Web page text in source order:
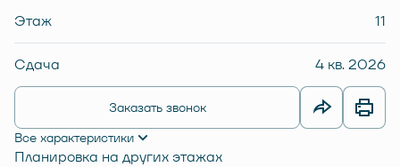
Этаж 11
Сдача 4 кв. 2026
Заказать звонок
Все характеристики
Планировка на других этажах